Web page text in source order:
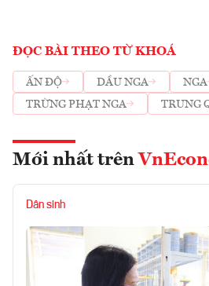
ĐỌC BÀI THEO TỪ KHOÁ
ẤN ĐỘ DẦU NGA NGA
TRỪNG PHẠT NGA
TRUNG
Mới nhất trên
Dân sinh